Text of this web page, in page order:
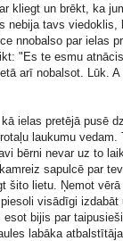
kliegt un brēkt, ka
nebija tavs
nnobalso par ielas
"Es te esmu
arī nobalsot. Lūk.
ielas pretējā pusē
laukumu
bērni nevar uz to
sapulcē par
šito lietu. Ņemot
visādīgi
bijis par
labāka